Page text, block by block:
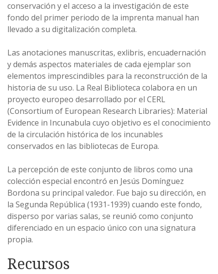
conservación y el acceso a la investigación de este
fondo del primer periodo de la imprenta manual han
llevado a su digitalización completa.
Las anotaciones manuscritas, exlibris, encuadernación
y demás aspectos materiales de cada ejemplar son
elementos imprescindibles para la reconstrucción de la
historia de su uso. La Real Biblioteca colabora en un
proyecto europeo desarrollado por el CERL
(Consortium of European Research Libraries): Material
Evidence in Incunabula cuyo objetivo es el conocimiento
de la circulación histórica de los incunables
conservados en las bibliotecas de Europa.
La percepción de este conjunto de libros como una
colección especial encontró en Jesús Domínguez
Bordona su principal valedor. Fue bajo su dirección, en
la Segunda República (1931-1939) cuando este fondo,
disperso por varias salas, se reunió como conjunto
diferenciado en un espacio único con una signatura
propia.
Recursos